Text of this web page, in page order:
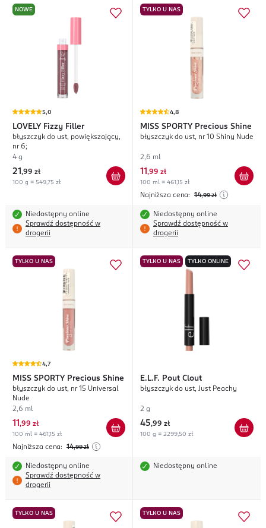
NOWE
5,0
LOVELY Fizzy Filler
błyszczyk do ust, powiększający,
nr 6;
4 g
21 ,99 zł
100 g = 549,75 zł
Niedostępny online
Sprawdź dostępność w
drogerii
TYLKO U NAS
4,8
MISS SPORTY Precious Shine
błyszczyk do ust, nr 10 Shiny Nude
2,6 ml
11 ,99 zł
100 ml = 461,15 zł
Najniższa cena: 14,99 zł
Niedostępny online
Sprawdź dostępność w
drogerii
TYLKO U NAS
4,7
MISS SPORTY Precious Shine
błyszczyk do ust, nr 15 Universal
Nude
2,6 ml
11 ,99 zł
100 ml = 461,15 zł
Najniższa cena: 14,99 zł
Niedostępny online
Sprawdź dostępność w
drogerii
TYLKO U NAS TYLKO ONLINE
E.L.F. Pout Clout
błyszczyk do ust, Just Peachy
2 g
45,99 zł
100 g = 2299,50 zł
Niedostępny online
TYLKO U NAS TYLKO U NAS